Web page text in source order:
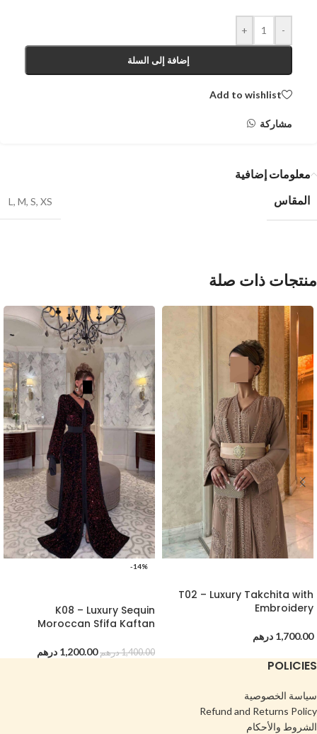
-
+
إضافة إلى السلة
Add to wishlist
مشاركة
معلومات إضافية
المقاس L , M, S, XS
منتجات ذات صلة
T02 – Luxury Takchita with
Embroidery
1,700.00 درهم
-14%
K08 – Luxury Sequin
Moroccan Sfifa Kaftan
1,400.00درهم 1,200.00 درهم
POLICIES
سياسة الخصوصية
Refund and Returns Policy
الشروط والأحكام